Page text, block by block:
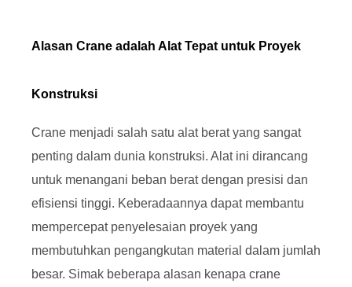
Alasan Crane adalah Alat Tepat untuk Proyek
Konstruksi
Crane menjadi salah satu alat berat yang sangat
penting dalam dunia konstruksi. Alat ini dirancang
untuk menangani beban berat dengan presisi dan
efisiensi tinggi. Keberadaannya dapat membantu
mempercepat penyelesaian proyek yang
membutuhkan pengangkutan material dalam jumlah
besar. Simak beberapa alasan kenapa crane